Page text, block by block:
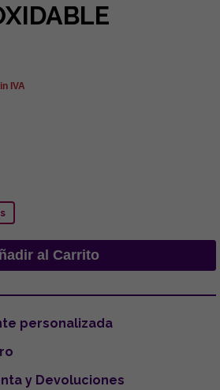
IVA
personalizada
y Devoluciones